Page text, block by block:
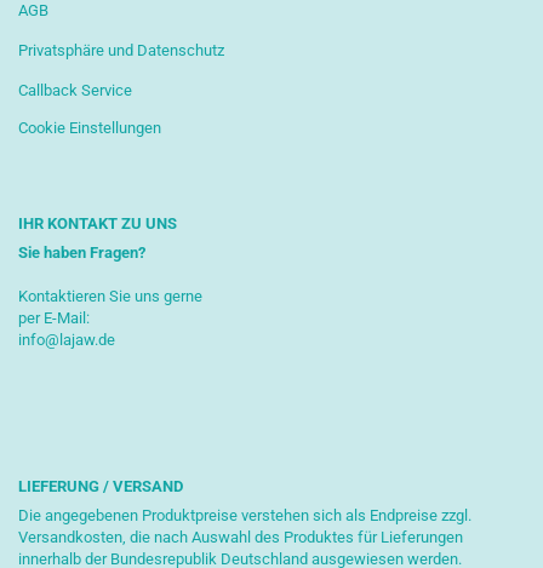
AGB
Privatsphäre und Datenschutz
Callback Service
Cookie Einstellungen
IHR KONTAKT ZU UNS
Sie haben Fragen?
Kontaktieren Sie uns gerne
per E-Mail:
info@lajaw.de
LIEFERUNG / VERSAND
Die angegebenen Produktpreise verstehen sich als Endpreise zzgl.
Versandkosten, die nach Auswahl des Produktes für Lieferungen
innerhalb der Bundesrepublik Deutschland ausgewiesen werden.